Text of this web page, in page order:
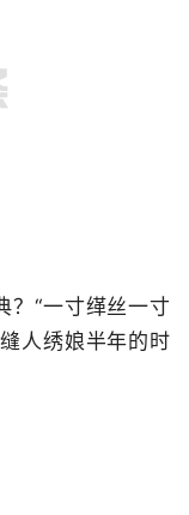
？“一寸缂丝一寸
人绣娘半年的时